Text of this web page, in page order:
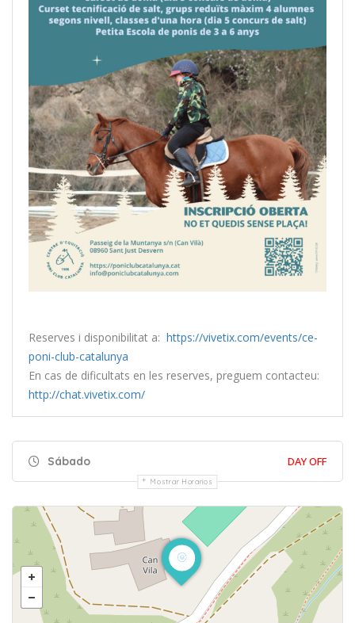
Reserves i disponibilitat a: https://vivetix.com/events/ce-
poni-club-catalunya
En cas de dificultats en les reserves, preguem contacteu:
http://chat.vivetix.com/
Sábado DAY OFF
Mostrar Horarios